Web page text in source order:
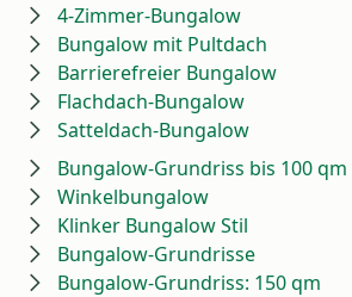
4-Zimmer-Bungalow
Bungalow mit Pultdach
Barrierefreier Bungalow
Flachdach-Bungalow
Satteldach-Bungalow
Bungalow-Grundriss bis 100 qm
Winkelbungalow
Klinker Bungalow Stil
Bungalow-Grundrisse
Bungalow-Grundriss: 150 qm